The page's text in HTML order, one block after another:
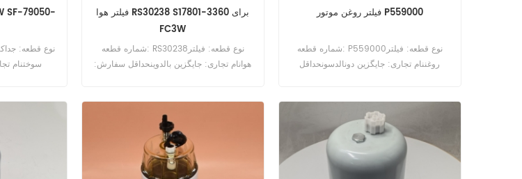
سوختنام
فیلتر هوا RS30238 S17801-3360 برای
FC3W
شماره قطعه: RS30238نوع قطعه: فیلتر
هوانام تجاری: جایگزین بالدوینحداقل سفارش:
فیلتر روغن موتور P559000
شماره قطعه: P559000نوع قطعه: فیلتر
روغننام تجاری: جایگزین دونالدسونحداقل